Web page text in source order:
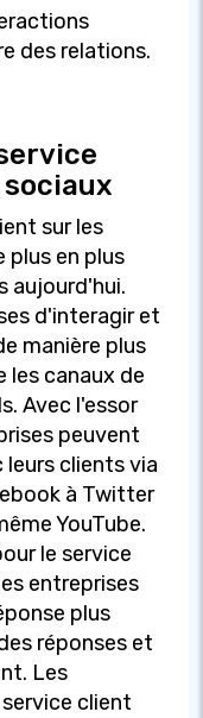
des relations.
sur les
plus en plus
aujourd'hui.
d'interagir et
manière plus
les canaux de
Avec l'essor
peuvent
clients via
à Twitter
YouTube.
le service
entreprises
plus
réponses et
Les
client